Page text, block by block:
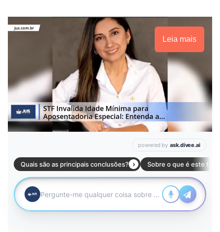
Leia mais